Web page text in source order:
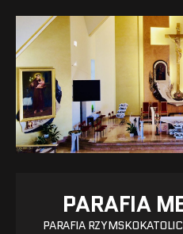
PARAFIA
PARAFIA